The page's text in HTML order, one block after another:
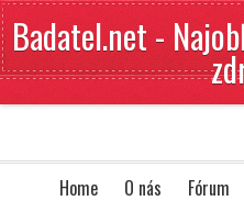
Badatel.net -
Home O nás Fórum